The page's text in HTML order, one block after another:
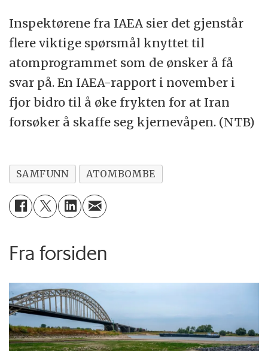
Inspektørene fra IAEA sier det gjenstår
flere viktige spørsmål knyttet til
atomprogrammet som de ønsker å få
svar på. En IAEA-rapport i november i
fjor bidro til å øke frykten for at Iran
forsøker å skaffe seg kjernevåpen. (NTB)
SAMFUNN ATOMBOMBE
Fra forsiden